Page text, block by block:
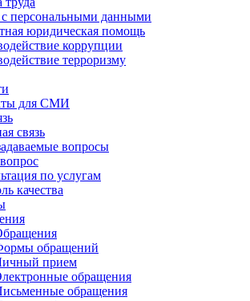
с персональными данными
юридическая помощь
коррупции
терроризму
для СМИ
связь
вопросы
по услугам
качества
обращений
прием
обращения
обращения